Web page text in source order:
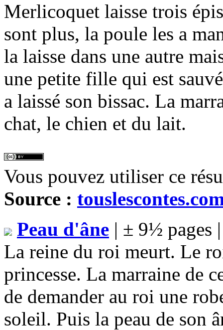
Merlicoquet laisse trois
sont plus, la poule les a
la laisse dans une autre
une petite fille qui est
a laissé son bissac. La
chat, le chien et du lait.
Vous pouvez utiliser ce
Source :
Peau d'âne | ± 9½ pages
La reine du roi meurt. Le
princesse. La marraine de
de demander au roi une
soleil. Puis la peau de son